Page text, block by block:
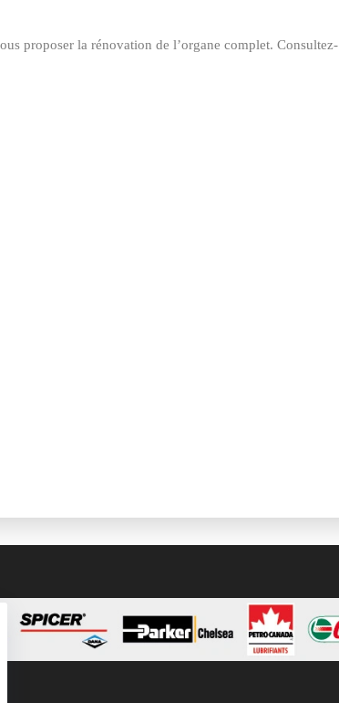
proposer la rénovation de l’organe complet. Consultez-